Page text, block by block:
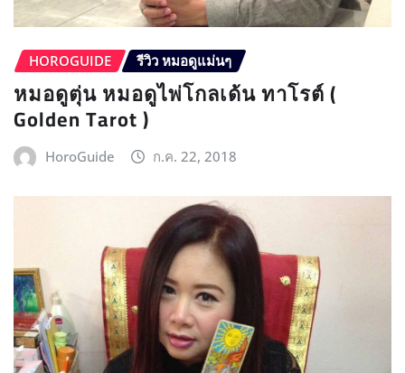
HOROGUIDE รีวิว หมอดูแม่นๆ
หมอดูตุ่น หมอดูไพ่โกลเด้น ทาโรต์ (
Golden Tarot )
HoroGuide ก.ค. 22, 2018